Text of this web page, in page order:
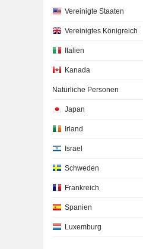
Vereinigte Staaten
Vereinigtes Königreich
Italien
Kanada
Natürliche Personen
Japan
Irland
Israel
Schweden
Frankreich
Spanien
Luxemburg